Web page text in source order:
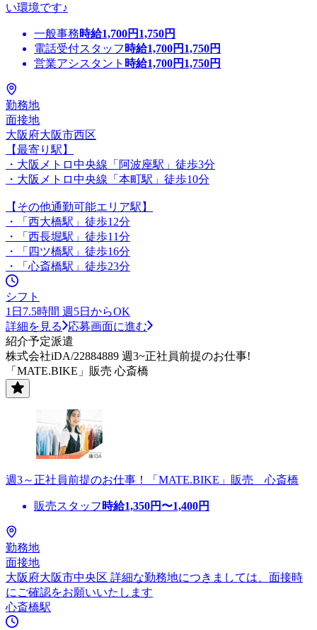
い環境です♪
一般事務時給1,700円 1,750円
電話受付スタッフ 時給1,700円 1,750円
営業アシスタント 時給1,700円 1,750円
勤務地
面接地
大阪府大阪市西区
【最寄り駅】
・大阪メトロ中央線「阿波座駅」徒歩3分
・大阪メトロ中央線「本町駅」徒歩10分
【その他通勤可能エリア駅】
・「西大橋駅」徒歩12分
・「西長堀駅」徒歩11分
・「四ツ橋駅」徒歩16分
・「心斎橋駅」徒歩23分
シフト
1日7.5時間 週5日からOK
詳細を見る
応募画面に進む
紹介予定派遣
株式会社iDA/22884889 週3~正社員前提のお仕事!
「MATE.BIKE」販売 心斎橋
週3～正社員前提のお仕事！「MATE.BIKE」販売 心斎橋
販売スタッフ 時給1,350円〜1,400円
勤務地
面接地
大阪府大阪市中央区 詳細な勤務地につきましては、面接時
にご確認をお願いいたします
心斎橋駅